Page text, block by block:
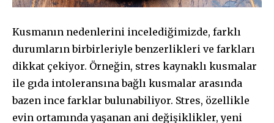
Kusmanın nedenlerini incelediğimizde, farklı
durumların birbirleriyle benzerlikleri ve farkları
dikkat çekiyor. Örneğin, stres kaynaklı kusmalar
ile gıda intoleransına bağlı kusmalar arasında
bazen ince farklar bulunabiliyor. Stres, özellikle
evin ortamında yaşanan ani değişiklikler, yeni